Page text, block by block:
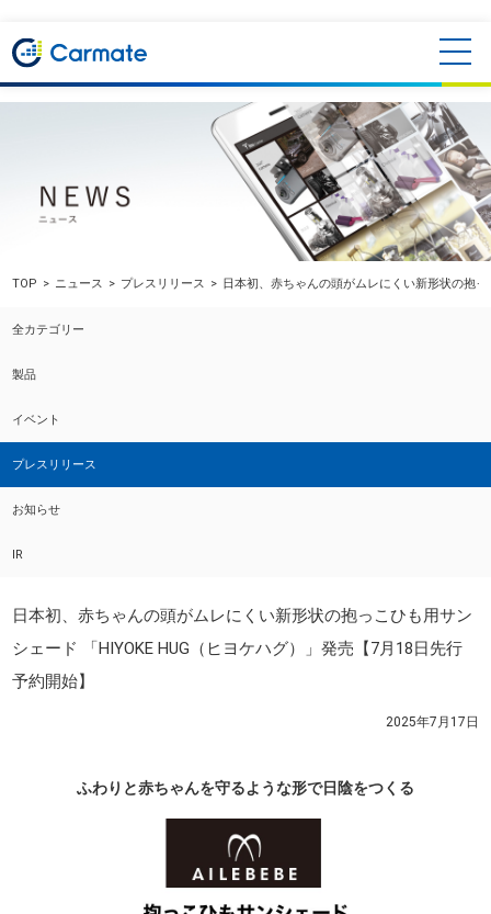
TOP ニュース プレスリリース 日本初、赤ちゃんの頭がムレにくい新形状の抱
全カテゴリー
製品
イベント
プレスリリース
お知らせ
IR
日本初、赤ちゃんの頭がムレにくい新形状の抱っこひも用サン
シェード 「HIYOKE HUG（ヒヨケハグ）」発売【7月18日先行
予約開始】
2025年7月17日
ふわりと赤ちゃんを守るような形で日陰をつくる